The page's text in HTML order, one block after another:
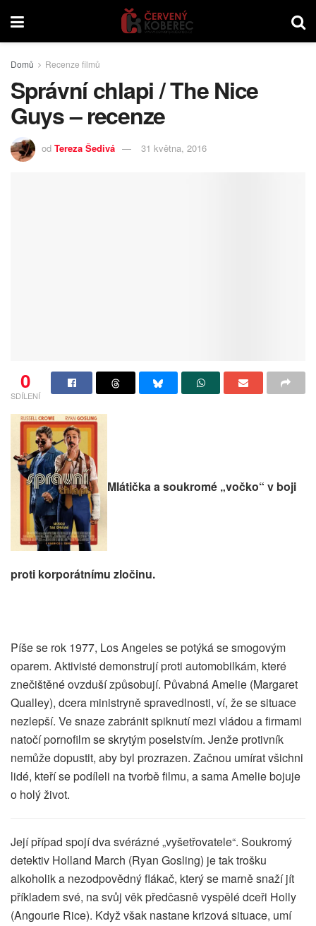
Domů Recenze filmů
Správní chlapi / The Nice
Guys – recenze
od Tereza Šedivá 31 května, 2016
0
SDÍLENÍ
Mlátička a soukromé „vočko“ v boji
proti korporátnímu zločinu.
Píše se rok 1977, Los Angeles se potýká se smogovým
oparem. Aktivisté demonstrují proti automobilkám, které
znečištěné ovzduší způsobují. Půvabná Amelie (Margaret
Qualley), dcera ministryně spravedlnosti, ví, že se situace
nezlepší. Ve snaze zabránit spiknutí mezi vládou a firmami
natočí pornofilm se skrytým poselstvím. Jenže protivník
nemůže dopustit, aby byl prozrazen. Začnou umírat všichni
lidé, kteří se podíleli na tvorbě filmu, a sama Amelie bojuje
o holý život.
Její případ spojí dva svérázné „vyšetřovatele“. Soukromý
detektiv Holland March (Ryan Gosling) je tak trošku
alkoholik a nezodpovědný flákač, který se marně snaží jít
příkladem své, na svůj věk předčasně vyspělé dceři Holly
(Angourie Rice). Když však nastane krizová situace, umí